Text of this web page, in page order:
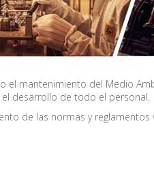
el mantenimiento del Medio
desarrollo de todo el personal.
de las normas y